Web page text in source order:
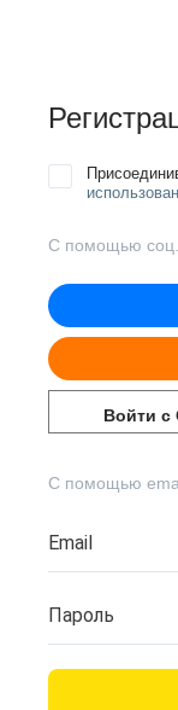
С помощью соц.
Войти с
С помощью
Email
Пароль